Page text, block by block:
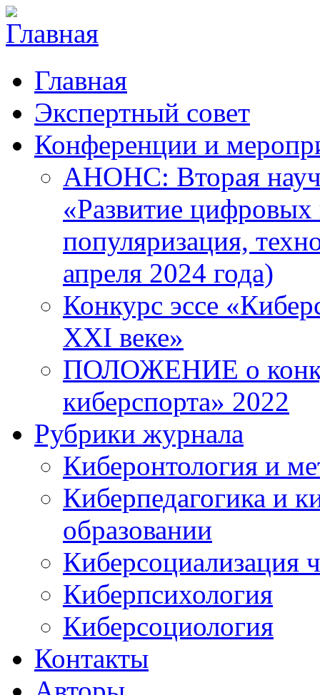
Главная
Экспертный совет
Конференции и
АНОНС: Вторая
«Развитие цифровых
популяризация,
апреля 2024 года)
Конкурс эссе
XXI веке»
ПОЛОЖЕНИЕ о
киберспорта» 2022
Рубрики журнала
Киберонтология и
Киберпедагогика и
образовании
Киберсоциализация
Киберпсихология
Киберсоциология
Контакты